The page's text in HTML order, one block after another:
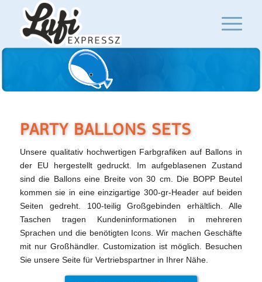
PARTY BALLONS SETS
Unsere qualitativ hochwertigen Farbgrafiken auf Ballons in
der EU hergestellt gedruckt. Im aufgeblasenen Zustand
sind die Ballons eine Breite von 30 cm. Die BOPP Beutel
kommen sie in eine einzigartige 300-gr-Header auf beiden
Seiten gedreht. 100-teilig Großgebinden erhältlich. Alle
Taschen tragen Kundeninformationen in mehreren
Sprachen und die benötigten Icons. Wir machen Geschäfte
mit nur Großhändler. Customization ist möglich. Besuchen
Sie unsere Seite für Vertriebspartner in Ihrer Nähe.